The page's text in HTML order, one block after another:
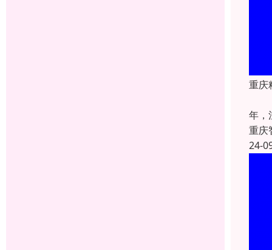
重庆
年，
重庆
24-